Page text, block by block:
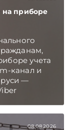
на приборе
учета
и
—
08.08.2026